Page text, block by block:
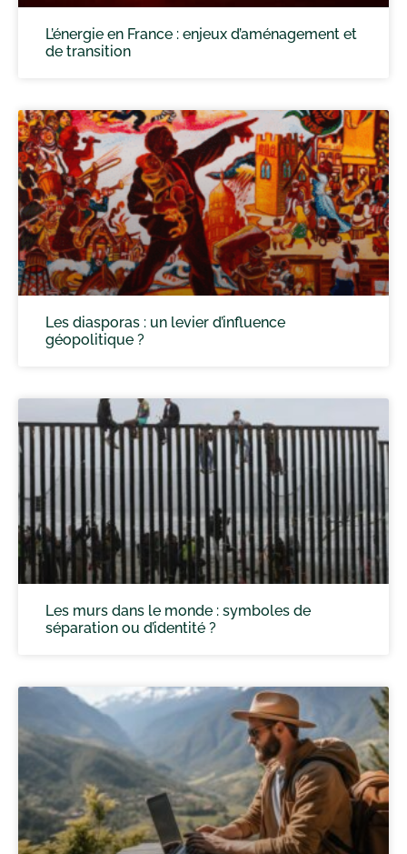
L’énergie en France : enjeux d’aménagement et
de transition
Les diasporas : un levier d’influence
géopolitique ?
Les murs dans le monde : symboles de
séparation ou d’identité ?